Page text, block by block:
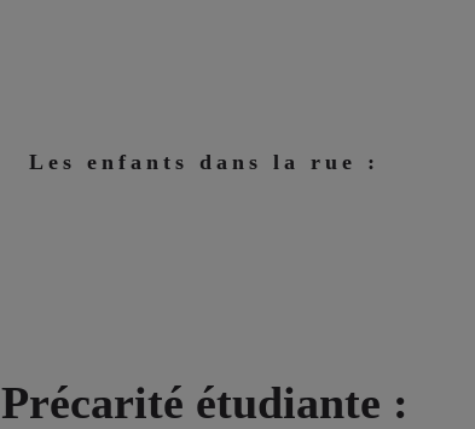
Les enfants dans la rue :
Précarité étudiante :